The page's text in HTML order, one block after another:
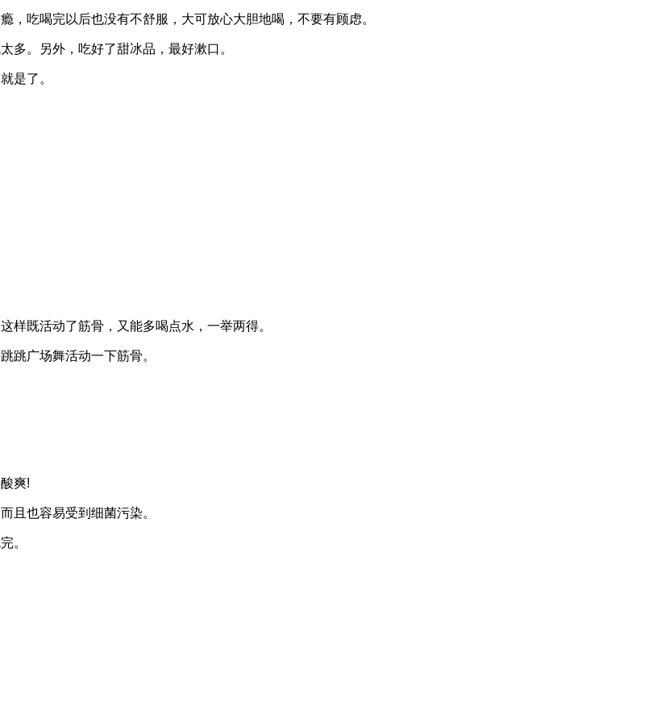
吃喝完以后也没有不舒服，大可放心大胆地喝，不要有顾虑。
多。另外，吃好了甜冰品，最好漱口。
是了。
样既活动了筋骨，又能多喝点水，一举两得。
跳广场舞活动一下筋骨。
爽!
且也容易受到细菌污染。
。